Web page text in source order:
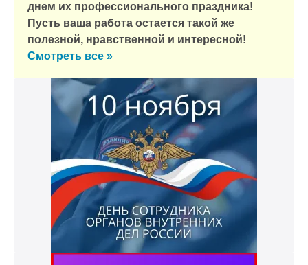
днем их профессионального праздника!
Пусть ваша работа остается такой же
полезной, нравственной и интересной!
Смотреть все »